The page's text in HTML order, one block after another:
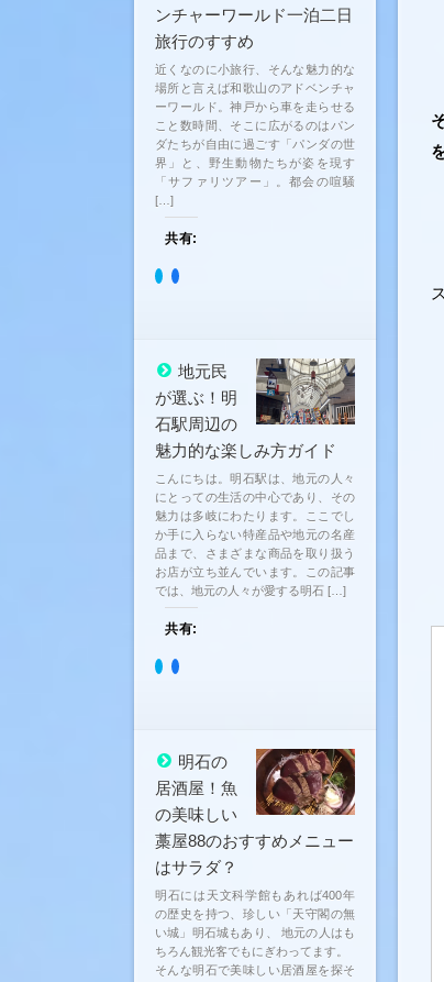
ンチャーワールド一泊二日
旅行のすすめ
近くなのに小旅行、そんな魅力的な
場所と言えば和歌山のアドベンチャ
ーワールド。神戸から車を走らせる
こと数時間、そこに広がるのはパン
ダたちが自由に過ごす「パンダの世
界」と、野生動物たちが姿を現す
「サファリツアー」。都会の喧騒
[…]
共有:
ク
Twitter
で
共
有
(新
し
い
ィ
ン
ド
ウ
で
開
き
ま
す)
Facebook
に
は
ク
リ
ッ
ク
し
く
だ
さ
い
(新
し
い
ウ
ィ
ン
ド
ウ
で
開
地元民
が選ぶ！明
石駅周辺の
魅力的な楽しみ方ガイド
こんにちは。明石駅は、地元の人々
にとっての生活の中心であり、その
魅力は多岐にわたります。ここでし
か手に入らない特産品や地元の名産
品まで、さまざまな商品を取り扱う
お店が立ち並んでいます。この記事
では、地元の人々が愛する明石 […]
共有:
ク
Twitter
で
共
有
(新
し
い
ウ
ィ
ン
ド
ウ
で
開
き
ま
Facebook
に
は
ク
リ
ッ
ク
し
て
く
だ
さ
い
(新
し
い
ウ
明石の
居酒屋！魚
の美味しい
藁屋88のおすすめメニュー
はサラダ？
明石には天文科学館もあれば400年
の歴史を持つ、珍しい「天守閣の無
い城」明石城もあり、 地元の人はも
ちろん観光客でもにぎわってます。
そんな明石で美味しい居酒屋を探そ